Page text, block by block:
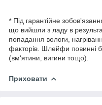
* Під гарантійне
що вийшли з ладу в
попадання вологи,
факторів. Шлейфи повинні
(вм'ятини, вигини тощо).
Приховати